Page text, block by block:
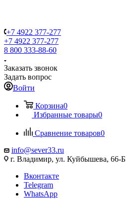
+7 4922 377-277
+7 4922 377-277
8 800 333-88-60
Заказать звонок
Задать вопрос
Войти
Корзина0
Избранные товары0
Сравнение товаров0
info@sever33.ru
г. Владимир, ул. Куйбышева, 66-Б
Вконтакте
Telegram
WhatsApp